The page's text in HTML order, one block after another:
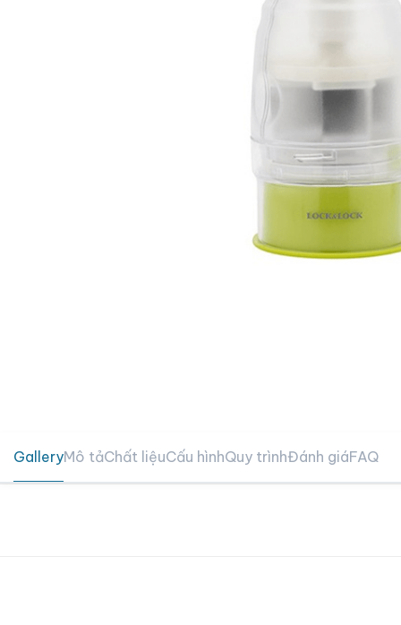
GalleryMô tảChất liệuCấu hìnhQuy trìnhĐánh giáFAQ